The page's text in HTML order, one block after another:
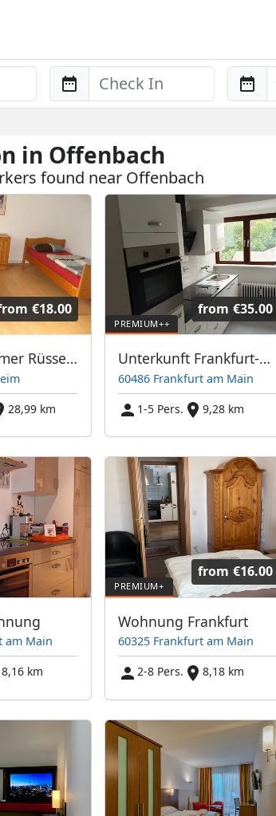
Anreise Abreise
in Offenbach
found near Offenbach
€18.00
Monteurzimmer Rüsselsheim
28,99 km
from €35.00
Unterkunft Frankfurt-West / Bockenheim
60486 Frankfurt am Main
1-5 Pers.
9,28 km
am Main
8,16 km
from €16.00
Wohnung Frankfurt
60325 Frankfurt am Main
2-8 Pers.
8,18 km